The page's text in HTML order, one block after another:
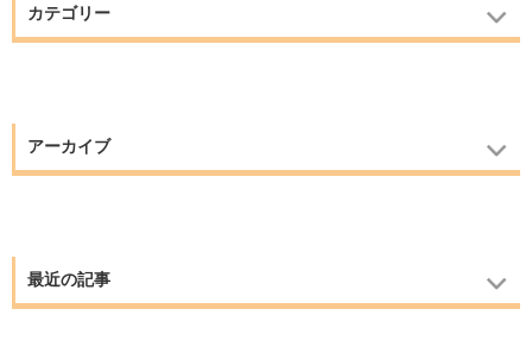
カテゴリー
アーカイブ
最近の記事